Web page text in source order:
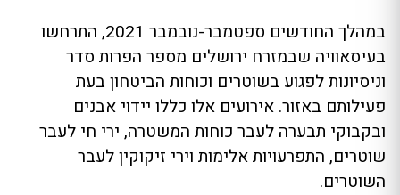
במהלך החודשים ספטמבר-נובמבר 2021, התרחשו
בעיסאוויה שבמזרח ירושלים מספר הפרות סדר
וניסיונות לפגוע בשוטרים וכוחות הביטחון בעת
פעילותם באזור. אירועים אלו כללו יידוי אבנים
ובקבוקי תבערה לעבר כוחות המשטרה, ירי חי לעבר
שוטרים, התפרעויות אלימות וירי זיקוקין לעבר
השוטרים.